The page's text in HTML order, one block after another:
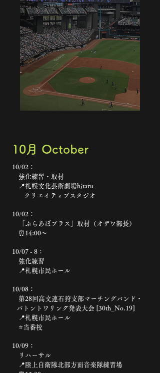
​10月 October
10/02：
強化練習・取材
📍札幌文化芸術劇場hitaru
クリエイティブスタジオ
10/02：
「ぶらあぼブラス」取材（オザワ部長）
⏰14:00〜
10/07 - 8：
強化練習
📍札幌市民ホール
10/08：
第28回高文連石狩支部マーチングバンド・
バトントワリング発表大会 [30th_No.19]
📍札幌市民ホール
⭐️当番校
10/09：
リハーサル
📍陸上自衛隊北部方面音楽隊練習場